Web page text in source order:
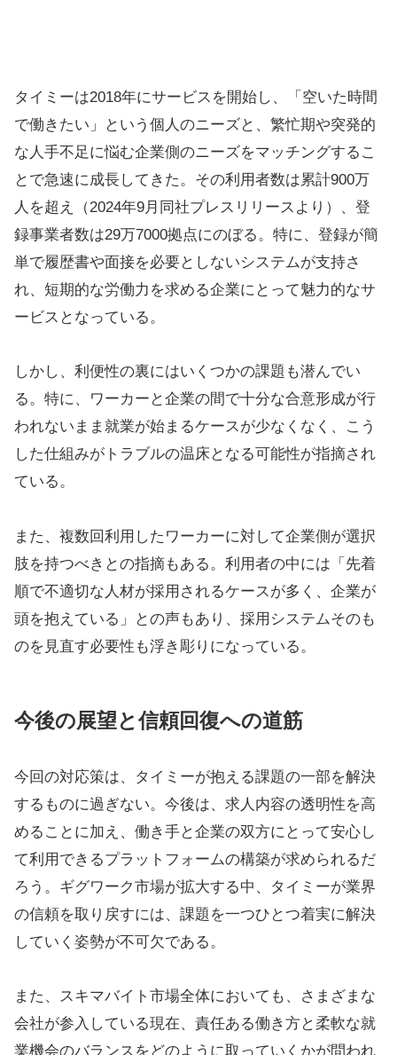
タイミーは2018年にサービスを開始し、「空いた時間
で働きたい」という個人のニーズと、繁忙期や突発的
な人手不足に悩む企業側のニーズをマッチングするこ
とで急速に成長してきた。その利用者数は累計900万
人を超え（2024年9月同社プレスリリースより）、登
録事業者数は29万7000拠点にのぼる。特に、登録が簡
単で履歴書や面接を必要としないシステムが支持さ
れ、短期的な労働力を求める企業にとって魅力的なサ
ービスとなっている。
しかし、利便性の裏にはいくつかの課題も潜んでい
る。特に、ワーカーと企業の間で十分な合意形成が行
われないまま就業が始まるケースが少なくなく、こう
した仕組みがトラブルの温床となる可能性が指摘され
ている。
また、複数回利用したワーカーに対して企業側が選択
肢を持つべきとの指摘もある。利用者の中には「先着
順で不適切な人材が採用されるケースが多く、企業が
頭を抱えている」との声もあり、採用システムそのも
のを見直す必要性も浮き彫りになっている。
今後の展望と信頼回復への道筋
今回の対応策は、タイミーが抱える課題の一部を解決
するものに過ぎない。今後は、求人内容の透明性を高
めることに加え、働き手と企業の双方にとって安心し
て利用できるプラットフォームの構築が求められるだ
ろう。ギグワーク市場が拡大する中、タイミーが業界
の信頼を取り戻すには、課題を一つひとつ着実に解決
していく姿勢が不可欠である。
また、スキマバイト市場全体においても、さまざまな
会社が参入している現在、責任ある働き方と柔軟な就
業機会のバランスをどのように取っていくかが問われ